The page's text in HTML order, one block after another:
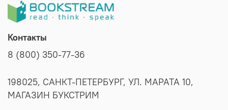
Контакты
8 (800) 350-77-36
198025, САНКТ-ПЕТЕРБУРГ, УЛ. МАРАТА 10,
МАГАЗИН БУКСТРИМ